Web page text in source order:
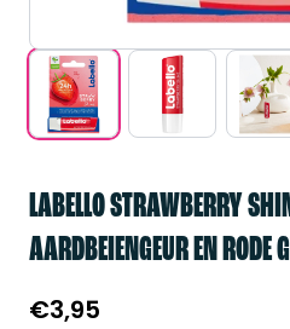
LABELLO STRAWBERRY
AARDBEIENGEUR EN RODE
€3,95